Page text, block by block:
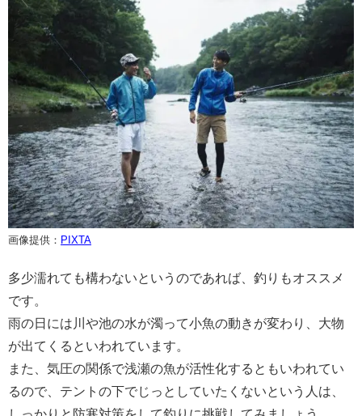
画像提供： PIXTA
多少濡れても構わないというのであれば、釣りもオススメ
です。
雨の日には川や池の水が濁って小魚の動きが変わり、大物
が出てくるといわれています。
また、気圧の関係で浅瀬の魚が活性化するともいわれてい
るので、テントの下でじっとしていたくないという人は、